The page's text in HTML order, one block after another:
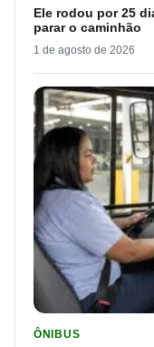
Ele rodou por 25
parar o caminhão
1 de agosto de 2026
ÔNIBUS